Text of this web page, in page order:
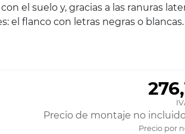
el suelo y, gracias a las ranuras
el flanco con letras negras o blancas.
Precio de montaje no
Precio por